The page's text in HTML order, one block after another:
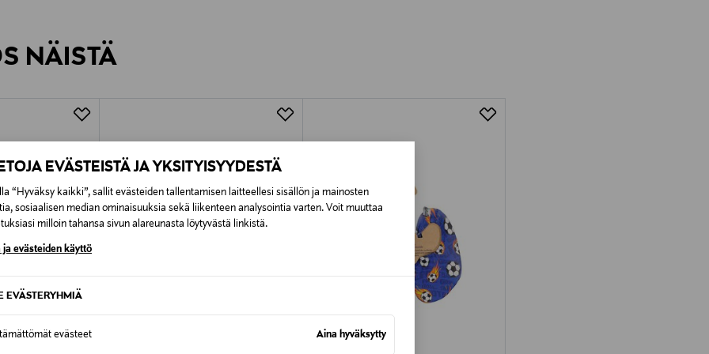
EVÄSTEISTÄ JA YKSITYISYYDESTÄ
“Hyväksy kaikki”, sallit evästeiden tallentamisen laitteellesi sisällön ja mainosten
sosiaalisen median ominaisuuksia sekä liikenteen analysointia varten. Voit muuttaa
milloin tahansa sivun alareunasta löytyvästä linkistä.
ja evästeiden käyttö
EVÄSTERYHMIÄ
evästeet Aina hyväksytty
Alk. 6,90 €, kun toimitus on saatavilla valittuun osoitteeseen.
NÄISTÄ